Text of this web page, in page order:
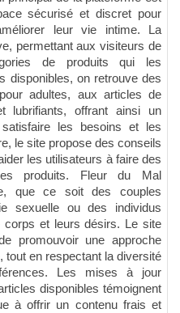
sécurisé et discret pour
leur vie intime. La
permettant aux visiteurs de
de produits qui les
disponibles, on retrouve des
adultes, aux articles de
lubrifiants, offrant ainsi un
les besoins et les
le site propose des conseils
les utilisateurs à faire des
produits. Fleur du Mal
que ce soit des couples
sexuelle ou des individus
corps et leurs désirs. Le site
promouvoir une approche
tout en respectant la diversité
Les mises à jour
disponibles témoignent
à offrir un contenu frais et